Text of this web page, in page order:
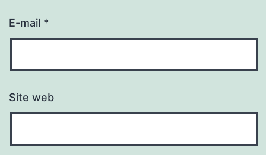
E-mail *
Site web